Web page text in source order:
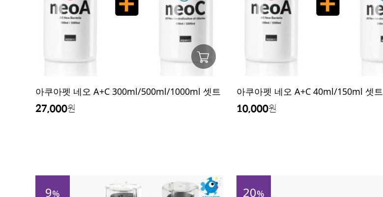
아쿠아펫 네오 A+C 300ml/500ml/1000ml 셋트
27,000원
아쿠아펫 네오 A+C 40ml/150ml 셋트
10,000원
9% 20%